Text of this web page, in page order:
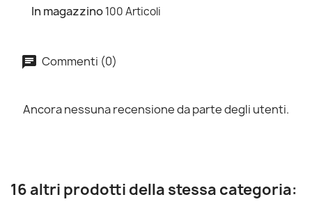
In magazzino100 Articoli
Commenti (0)
Ancora nessuna recensione da parte degli utenti.
16 altri prodotti della stessa categoria: